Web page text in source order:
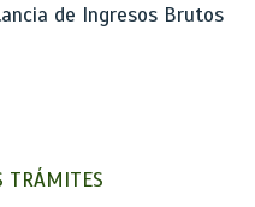
de Ingresos Brutos